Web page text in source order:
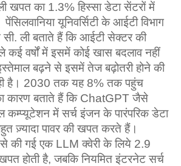
खपत का 1.3% हिस्‍सा डेटा सेंटरों में
यूनिवर्सिटी के आईटी विभाग
ली बताते हैं कि आईटी सेक्‍टर की
कई वर्षों में इसमें कोई खास बदलाव नहीं
बढ़ने से इसमें तेज बढ़ोतरी होने की
है। 2030 तक यह 8% तक पहुंच
कारण बताते हैं कि ChatGPT जैसे
कम्प्यूटेशन में सर्च इंजन के पारंपरिक डेटा
ज़्यादा पावर की खपत करते हैं।
की गई एक LLM क्वेरी के लिये 2.9
होती है, जबकि नियमित इंटरनेट सर्च